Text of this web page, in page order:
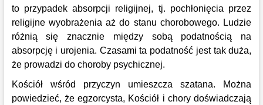
to przypadek absorpcji religijnej, tj. pochłonięcia przez
religijne wyobrażenia aż do stanu chorobowego. Ludzie
różnią się znacznie między sobą podatnością na
absorpcję i urojenia. Czasami ta podatność jest tak duża,
że prowadzi do choroby psychicznej.
Kościół wśród przyczyn umieszcza szatana. Można
powiedzieć, że egzorcysta, Kościół i chory doświadczają